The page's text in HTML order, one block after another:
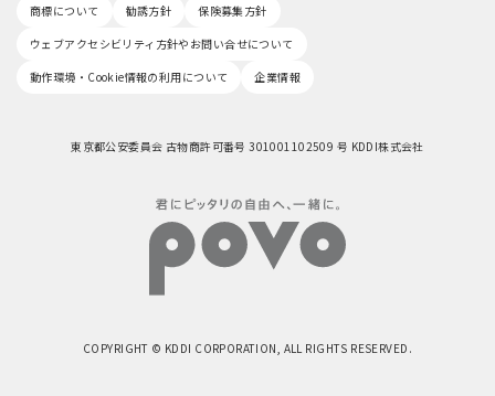
商標について
勧誘方針
保険募集方針
ウェブアクセシビリティ方針やお問い合せについて
動作環境・Cookie情報の利用について
企業情報
東京都公安委員会 古物商許可番号 301001102509 号 KDDI株式会社
COPYRIGHT © KDDI CORPORATION, ALL RIGHTS RESERVED.